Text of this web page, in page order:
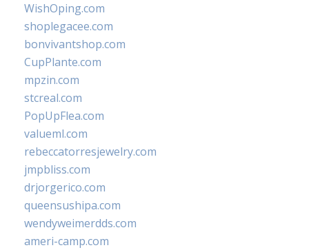
WishOping.com
shoplegacee.com
bonvivantshop.com
CupPlante.com
mpzin.com
stcreal.com
PopUpFlea.com
valueml.com
rebeccatorresjewelry.com
jmpbliss.com
drjorgerico.com
queensushipa.com
wendyweimerdds.com
ameri-camp.com